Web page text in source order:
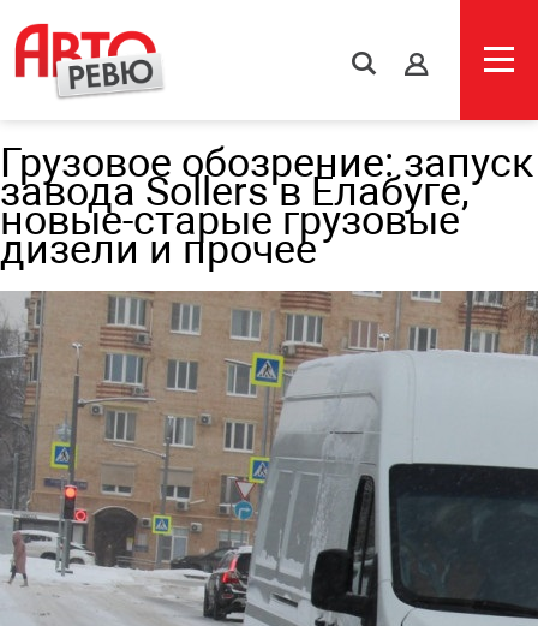
s
Грузовое обозрение: запуск
завода Sollers в Елабуге,
новые-старые грузовые
дизели и прочее